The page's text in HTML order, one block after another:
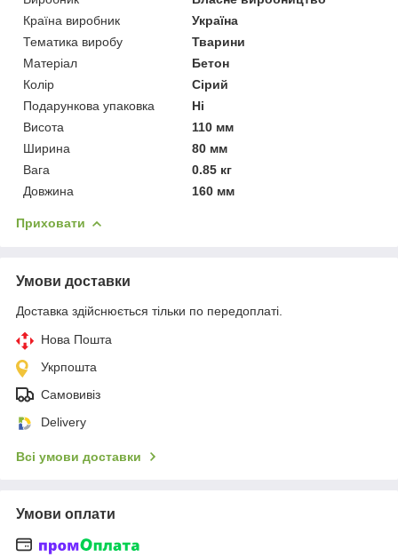
Країна виробник
Україна
Тематика виробу
Тварини
Матеріал
Бетон
Колір
Сірий
Подарункова упаковка
Ні
Висота
110 мм
Ширина
80 мм
Вага
0.85 кг
Довжина
160 мм
Приховати
Умови доставки
Доставка здійснюється тільки по передоплаті.
Нова Пошта
Укрпошта
Самовивіз
Delivery
Всі умови доставки
Умови оплати